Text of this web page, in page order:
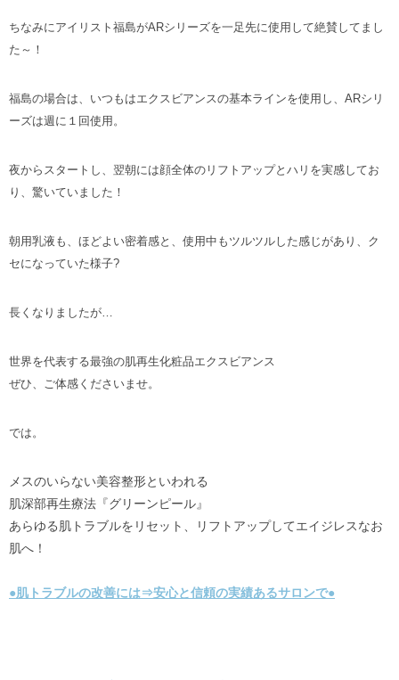
ちなみにアイリスト福島がARシリーズを一足先に使用して絶賛してまし
た～！
福島の場合は、いつもはエクスビアンスの基本ラインを使用し、ARシリ
ーズは週に１回使用。
夜からスタートし、翌朝には顔全体のリフトアップとハリを実感してお
り、驚いていました！
朝用乳液も、ほどよい密着感と、使用中もツルツルした感じがあり、ク
セになっていた様子?
長くなりましたが…
世界を代表する最強の肌再生化粧品エクスビアンス
ぜひ、ご体感くださいませ。
では。
メスのいらない美容整形といわれる
肌深部再生療法『グリーンピール』
あらゆる肌トラブルをリセット、リフトアップしてエイジレスなお
肌へ！
●肌トラブルの改善には⇒安心と信頼の実績あるサロンで●